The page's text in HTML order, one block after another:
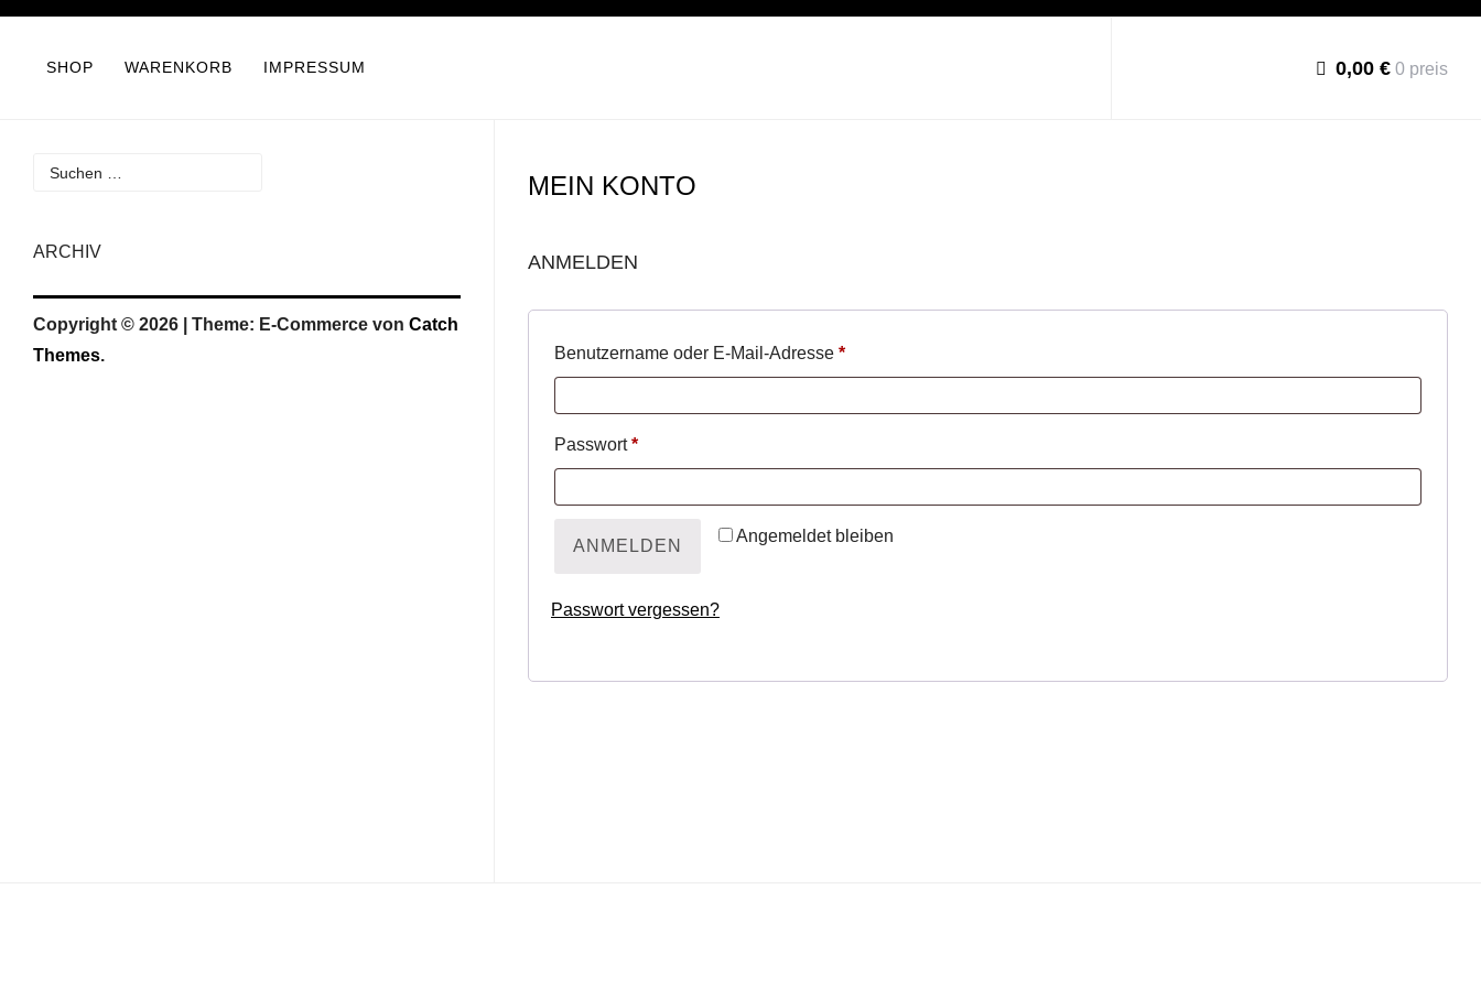
Zum
springenSHOP WARENKORB IMPRESSUM 0,00 € 0 preis
MEIN KONTO
ANMELDEN
Benutzername oder E-Mail-Adresse *
Passwort*
Angemeldet bleiben
ANMELDEN
Passwort vergessen?
Suchen
ARCHIV
Copyright © 2026 Theme: E-Commerce von Catch
Themes.